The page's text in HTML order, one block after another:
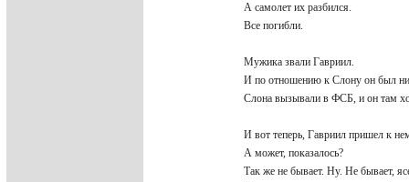
А самолет их разбился.
Все погибли.
Мужика звали Гавриил.
И по отношению к Слону он был
Слона вызывали в ФСБ, и он там
И вот теперь, Гавриил пришел к
А может, показалось?
Так же не бывает. Ну. Не бывает,